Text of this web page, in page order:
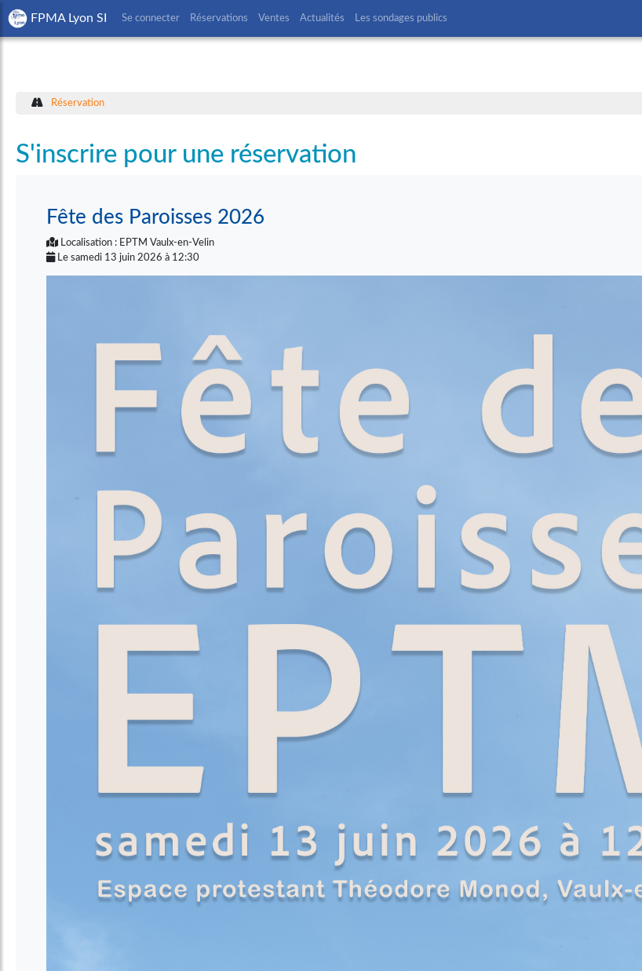
FPMA Lyon SI Se connecter Réservations Ventes Actualités Les sondages publics
Réservation
S'inscrire pour une réservation
Fête des Paroisses 2026
Localisation : EPTM Vaulx-en-Velin
Le samedi 13 juin 2026 à 12:30